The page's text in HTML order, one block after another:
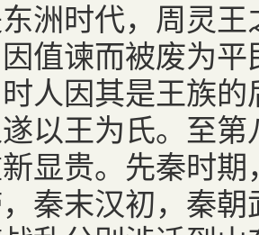
洲时代，周灵
值谏而被废为
人因其是王族的
以王为氏。至
显贵。先秦时
秦末汉初，秦